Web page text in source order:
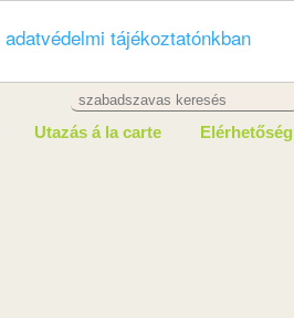
adatvédelmi tájékoztatónkban
Utazás á la carte Elérhetőség